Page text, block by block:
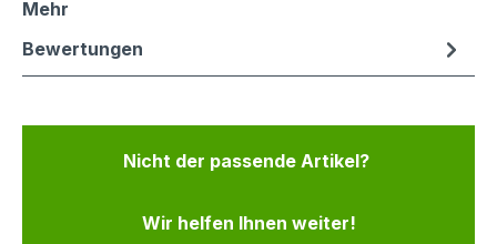
Mehr
Bewertungen
Nicht der passende Artikel?
Wir helfen Ihnen weiter!